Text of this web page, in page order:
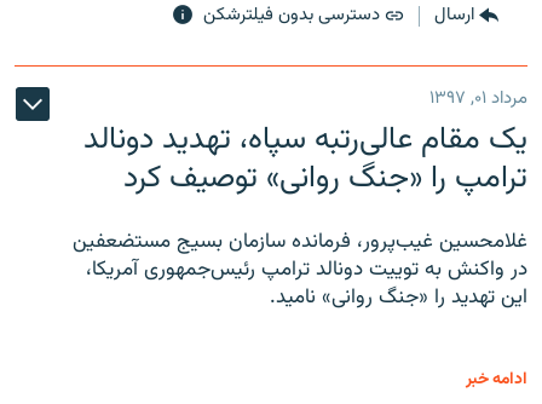
ارسال دسترسی بدون فیلترشکن
مرداد ۰۱, ۱۳۹۷
یک مقام عالی‌رتبه سپاه، تهدید دونالد
ترامپ را «جنگ روانی» توصیف کرد
غلامحسین غیب‌پرور، فرمانده سازمان بسیج مستضعفین
در واکنش به توییت دونالد ترامپ رئیس‌جمهوری آمریکا،
این تهدید را «جنگ روانی» نامید.
ادامه خبر